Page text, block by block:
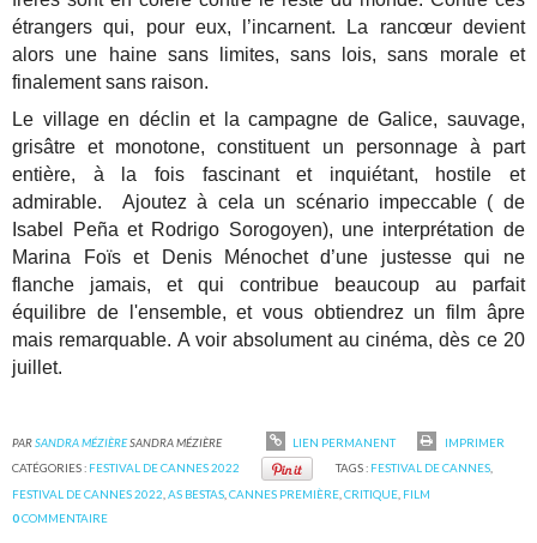
étrangers qui, pour eux, l’incarnent. La rancœur devient
alors une haine sans limites, sans lois, sans morale et
finalement sans raison.
Le village en déclin et la campagne de Galice, sauvage,
grisâtre et monotone, constituent un personnage à part
entière, à la fois fascinant et inquiétant, hostile et
admirable. Ajoutez à cela un scénario impeccable ( de
Isabel Peña et Rodrigo Sorogoyen), une interprétation de
Marina Foïs et Denis Ménochet d’une justesse qui ne
flanche jamais, et qui contribue beaucoup au parfait
équilibre de l'ensemble, et vous obtiendrez un film âpre
mais remarquable. A voir absolument au cinéma, dès ce 20
juillet.
PARSANDRA MÉZIÈRESANDRA MÉZIÈRE LIEN PERMANENT
IMPRIMER
CATÉGORIES : FESTIVAL DE CANNES 2022 TAGS : FESTIVAL DE CANNES,
FESTIVAL DE CANNES 2022 ,AS BESTAS ,CANNES PREMIÈRE ,CRITIQUE FILM
0COMMENTAIRE